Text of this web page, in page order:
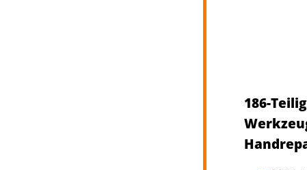
186-